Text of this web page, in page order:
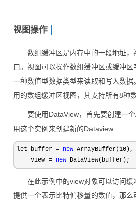
视图操作
数组缓冲区是内存中的一段地址，
口。视图可以操作数组缓冲区或缓冲
一种数值型数据类型来读取和写入数
用的数组缓冲区视图，其支持所有8种
要使用DataView，首先要创建一个
用这个实例来创建新的Dataview
let buffer = new ArrayBuffer(10 ),
    view
= new DataView(buffer);
在此示例中的view对象可以访问缓
提供一个表示比特偏移量的数值，那